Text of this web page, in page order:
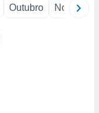
Outubro Novembro